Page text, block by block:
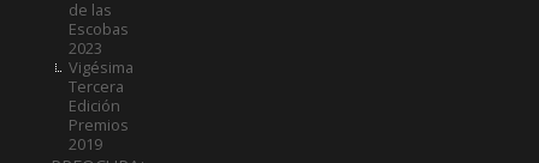
de las
Escobas
2023
Vigésima
Tercera
Edición
Premios
2019